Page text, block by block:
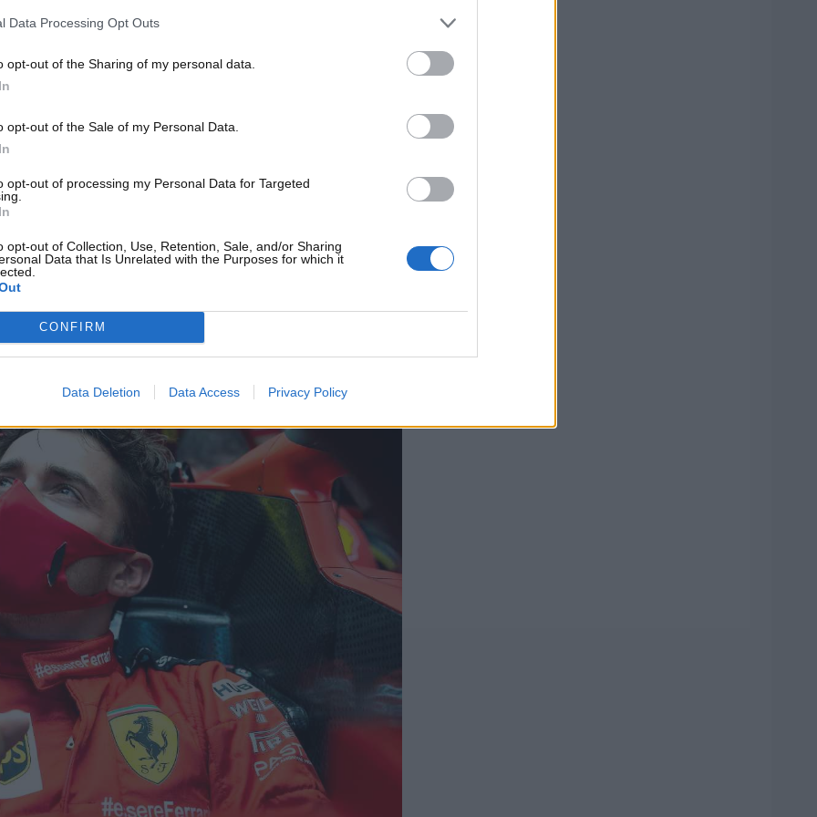
Data Processing Opt Outs
opt-out of the Sharing of my personal data.
opt-out of the Sale of my Personal Data.
opt-out of processing my Personal Data for Targeted
opt-out of Collection, Use, Retention, Sale, and/or Sharing
Data that Is Unrelated with the Purposes for which it
CONFIRM
Data Deletion Data Access Privacy Policy
e ci sarà una vera e propria battaglia ogni
di un aspetto particolare. Ci riferiamo alle
per correre in pista
di Formula 1: le cifre che
risultati ottenuti nell’anno precedente. Tale tassa,
appena passato agli archivi. La cifra
dovrà essere saldata da
dollari per l’iscrizione al campionato di